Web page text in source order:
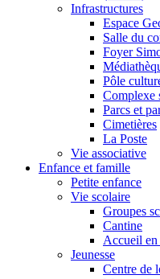
Infrastructures
Espace
Salle du
Foyer
Pôle
Complexe
Parcs et
Cimetières
La Poste
Vie associative
Enfance et famille
Petite enfance
Vie scolaire
Groupes
Cantine
Accueil
Jeunesse
Centre de